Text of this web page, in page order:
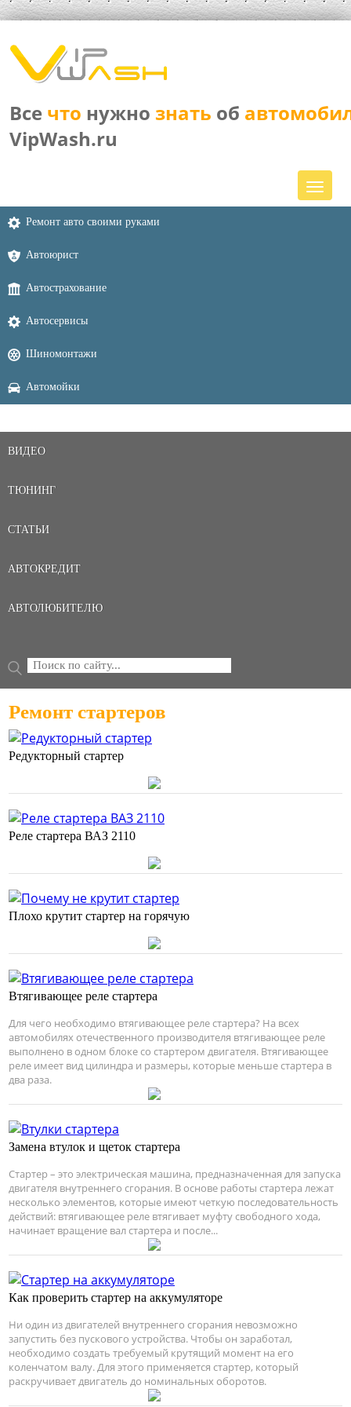
Все что нужно знать об
VipWash.ru
Ремонт авто своими руками
Автоюрист
Автострахование
Автосервисы
Шиномонтажи
Автомойки
ВИДЕО
ТЮНИНГ
СТАТЬИ
АВТОКРЕДИТ
АВТОЛЮБИТЕЛЮ
ФОРМА ПОИСКА
Поиск
Ремонт стартеров
Редукторный стартер
Реле стартера ВАЗ 2110
Плохо крутит стартер на горячую
Втягивающее реле стартера
Для чего необходимо втягивающее реле стартера? На всех
автомобилях отечественного производителя втягивающее реле
выполнено в одном блоке со стартером двигателя. Втягивающее
реле имеет вид цилиндра и размеры, которые меньше стартера в
два раза.
Замена втулок и щеток стартера
Стартер – это электрическая машина, предназначенная для запуска
двигателя внутреннего сгорания. В основе работы стартера лежат
несколько элементов, которые имеют четкую последовательность
действий: втягивающее реле втягивает муфту свободного хода,
начинает вращение вал стартера и после...
Как проверить стартер на аккумуляторе
Ни один из двигателей внутреннего сгорания невозможно
запустить без пускового устройства. Чтобы он заработал,
необходимо создать требуемый крутящий момент на его
коленчатом валу. Для этого применяется стартер, который
раскручивает двигатель до номинальных оборотов.